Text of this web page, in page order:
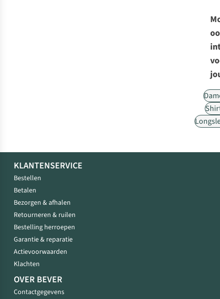
KLANTENSERVICE
Bestellen
Betalen
Bezorgen & afhalen
Retourneren & ruilen
Bestelling herroepen
Garantie & reparatie
Actievoorwaarden
Klachten
OVER BEVER
Contactgegevens